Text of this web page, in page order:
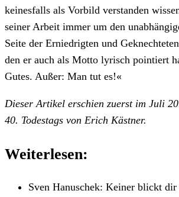
keinesfalls als Vorbild verstanden
seiner Arbeit immer um den
Seite der Erniedrigten und
den er auch als Motto lyrisch pointiert
Gutes. Außer: Man tut es!«
Dieser Artikel erschien zuerst im Juli
40. Todestags von Erich Kästner.
Weiterlesen:
Sven Hanuschek: Keiner blickt dir